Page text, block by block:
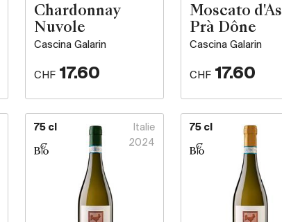
Chardonnay
Nuvole
Cascina Galarin
CHF 17.60
Moscato
Prà Dône
Cascina Galarin
CHF 17.60
75 cl
Italie
2024
75 cl